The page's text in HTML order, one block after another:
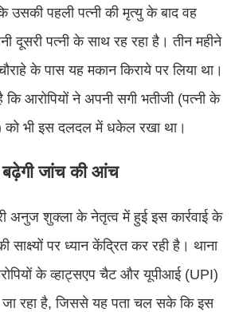
उसकी पहली पत्नी की मृत्यु के बाद वह
दूसरी पत्नी के साथ रह रहा है। तीन महीने
के पास यह मकान किराये पर लिया था।
कि आरोपियों ने अपनी सगी भतीजी (पत्नी के
को भी इस दलदल में धकेल रखा था।
जांच की आंच
अनुज शुक्ला के नेतृत्व में हुई इस कार्रवाई के
पर ध्यान केंद्रित कर रही है। थाना
के व्हाट्सएप चैट और यूपीआई (UPI)
जा रहा है, जिससे यह पता चल सके कि इस